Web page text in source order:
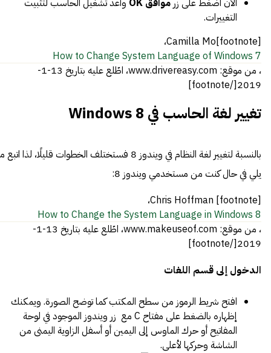
التغييرات.
[footnote]Camilla Mo،
How to Change System Language of Windows 7
، من موقع: www.drivereasy.com، اطّلع عليه بتاريخ 13-1-
2019[/footnote]
تغيير لغة الحاسب في Windows 8
بالنسبة لتغيير لغة النظام في ويندوز 8 فستختلف الخطوات قليلًا، لذا اتبع
يلي في حال كنت من مستخدمي ويندوز 8:
[footnote] Chris Hoffman،
How to Change the System Language in Windows 8
، من موقع: www.makeuseof.com، اطّلع عليه بتاريخ 13-1-
2019[/footnote]
الدخول إلى قسم اللغات
افتح شريط الرموز من سطح المكتب كما توضح الصورة. ويمكنك
إظهاره بالضغط على مفتاح C مع زر ويندوز الموجود في لوحة
المفاتيح أو حرك الماوس إلى اليمين أو أسفل الزاوية اليمنى من
الشاشة وحركها لأعلى.